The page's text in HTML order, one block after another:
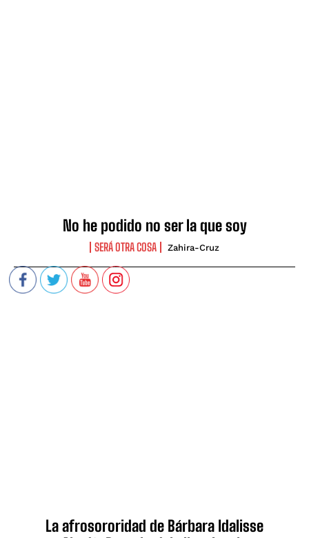
No he podido no ser la que soy
SERÁ OTRA COSA Zahira-Cruz
La afrosororidad de Bárbara Idalisse